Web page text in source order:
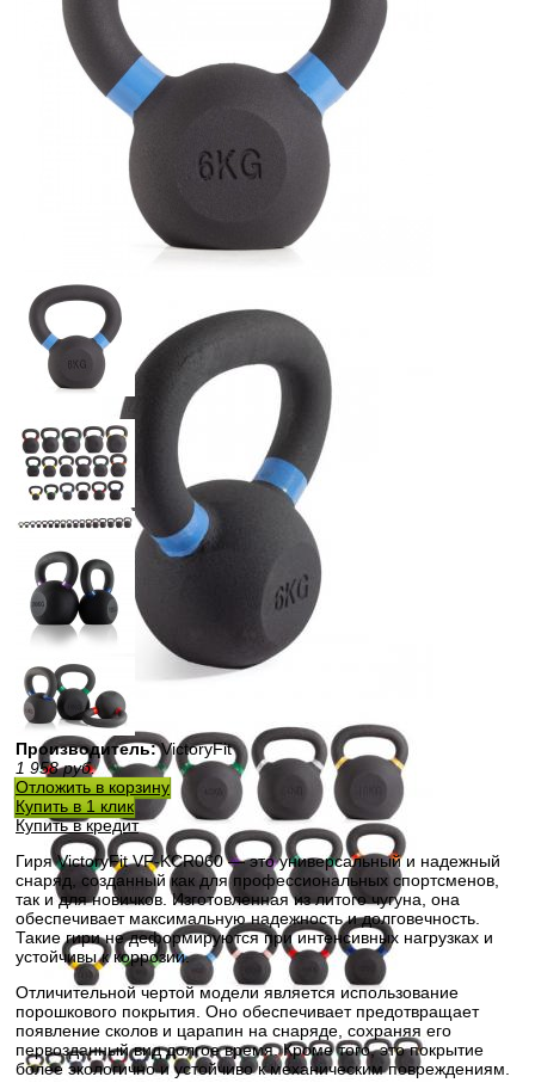
Производитель:VictoryFit
1 958 руб.
Отложить в корзину
Купить в 1 клик
Купить в кредит
Гиря VictoryFit VF-KCR060 — это универсальный и надежный
снаряд, созданный как для профессиональных спортсменов,
так и для новичков. Изготовленная из литого чугуна, она
обеспечивает максимальную надежность и долговечность.
Такие гири не деформируются при интенсивных нагрузках и
устойчивы к коррозии.
Отличительной чертой модели является использование
порошкового покрытия. Оно обеспечивает предотвращает
появление сколов и царапин на снаряде, сохраняя его
первозданный вид долгое время. Кроме того, это покрытие
более экологично и устойчиво к механическим повреждениям.